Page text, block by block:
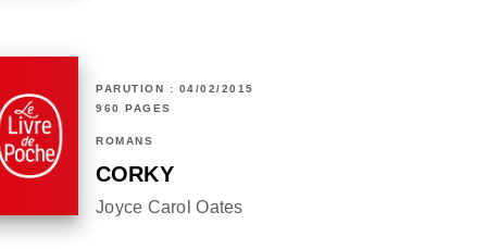
PARUTION : 04/02/2015
960 PAGES
ROMANS
CORKY
Joyce Carol Oates